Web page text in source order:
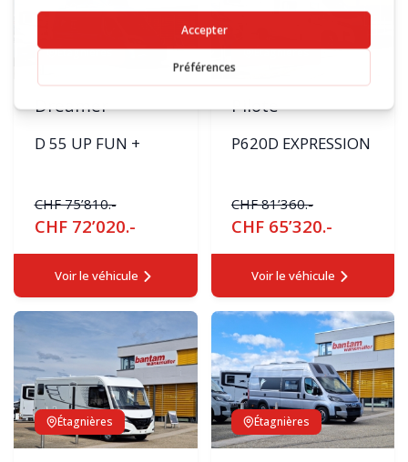
Étagnières
Dreamer
D 55 UP FUN +
CHF 75’810.-
CHF 72’020.-
Voir le véhicule
Étagnières
Pilote
P620D EXPRESSION
CHF 81’360.-
CHF 65’320.-
Voir le véhicule
Étagnières Étagnières